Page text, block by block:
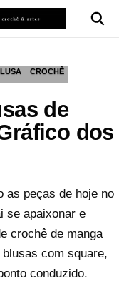
CROCHÊ
de
dos
as peças de hoje no
se apaixonar e
crochê de manga
com square,
conduzido.